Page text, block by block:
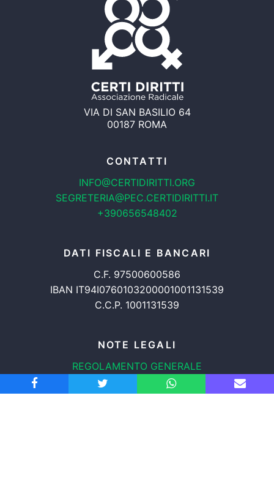
VIA DI SAN BASILIO 64
00187 ROMA
CONTATTI
INFO@CERTIDIRITTI.ORG
SEGRETERIA@PEC.CERTIDIRITTI.IT
+390656548402
DATI FISCALI E BANCARI
C.F. 97500600586
IBAN IT94I0760103200001001131539
C.C.P. 1001131539
NOTE LEGALI
REGOLAMENTO GENERALE
PROTEZIONE DATI
INFORMATIVA COOKIES